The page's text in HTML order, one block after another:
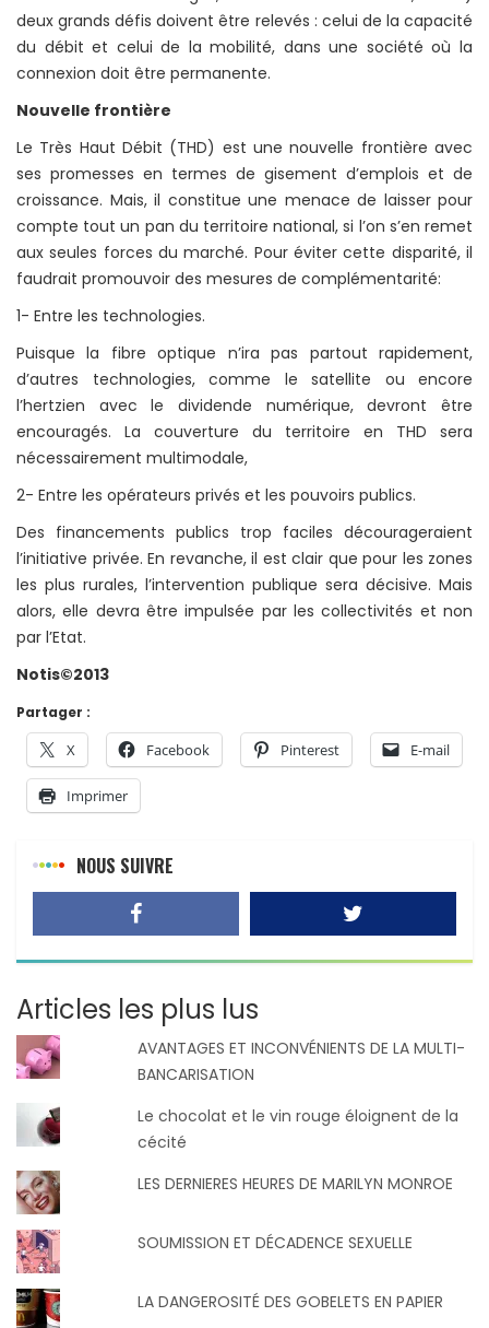
deux grands défis doivent être relevés : celui de la capacité
du débit et celui de la mobilité, dans une société où la
connexion doit être permanente.
Nouvelle frontière
Le Très Haut Débit (THD) est une nouvelle frontière avec
ses promesses en termes de gisement d’emplois et de
croissance. Mais, il constitue une menace de laisser pour
compte tout un pan du territoire national, si l’on s’en remet
aux seules forces du marché. Pour éviter cette disparité, il
faudrait promouvoir des mesures de complémentarité:
1- Entre les technologies.
Puisque la fibre optique n’ira pas partout rapidement,
d’autres technologies, comme le satellite ou encore
l’hertzien avec le dividende numérique, devront être
encouragés. La couverture du territoire en THD sera
nécessairement multimodale,
2- Entre les opérateurs privés et les pouvoirs publics.
Des financements publics trop faciles décourageraient
l’initiative privée. En revanche, il est clair que pour les zones
les plus rurales, l’intervention publique sera décisive. Mais
alors, elle devra être impulsée par les collectivités et non
par l’Etat.
Notis©2013
Partager :
X Facebook Pinterest E-mail
Imprimer
NOUS SUIVRE
Articles les plus lus
AVANTAGES ET INCONVÉNIENTS DE LA MULTI-
BANCARISATION
Le chocolat et le vin rouge éloignent de la
cécité
LES DERNIERES HEURES DE MARILYN MONROE
SOUMISSION ET DÉCADENCE SEXUELLE
LA DANGEROSITÉ DES GOBELETS EN PAPIER